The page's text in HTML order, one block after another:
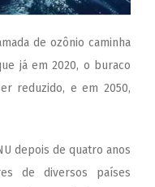
de ozônio caminha
já em 2020, o buraco
reduzido, e em 2050,
depois de quatro anos
de diversos países